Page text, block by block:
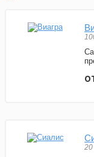
20